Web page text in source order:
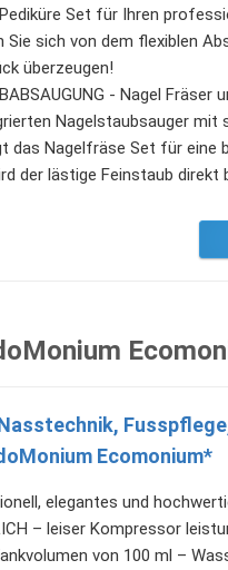
Set für Ihren
Sie sich von dem flexiblen
überzeugen!
- Nagel Fräser
Nagelstaubsauger mit
das Nagelfräse Set für eine
der lästige Feinstaub direkt
Ecomonium*
elegantes und
– leiser Kompressor
von 100 ml –